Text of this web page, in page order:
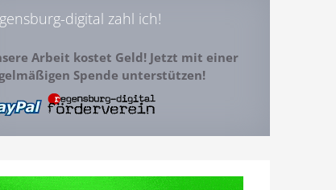
digital zahl ich!
Arbeit kostet Geld! Jetzt mit einer
Spende unterstützen!